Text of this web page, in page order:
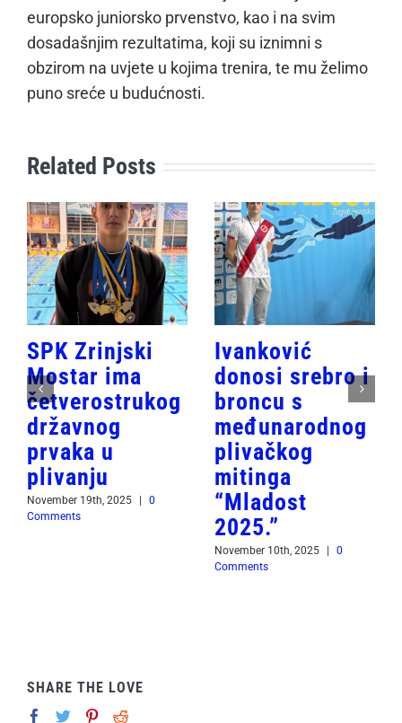
europsko juniorsko prvenstvo, kao i na svim
dosadašnjim rezultatima, koji su iznimni s
obzirom na uvjete u kojima trenira, te mu želimo
puno sreće u budućnosti.
Related Posts
SPK Zrinjski
Mostar ima
četverostrukog
državnog
prvaka u
plivanju
November 19th, 2025
0
Comments
Ivanković
donosi srebro i
broncu s
međunarodnog
plivačkog
mitinga
“Mladost
2025.”
November 10th, 2025
0
Comments
SHARE THE LOVE